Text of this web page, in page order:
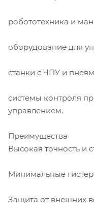
робототехника и
оборудование для
станки с ЧПУ и
системы контроля
управлением.
Преимущества
Высокая точность и
Минимальные
Защита от внешних